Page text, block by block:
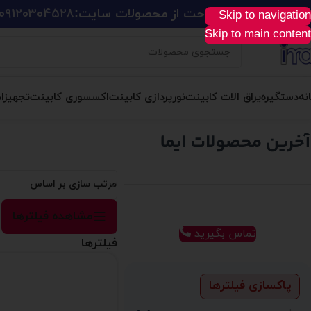
Skip to navigation
Skip to main content
آسان، سریع و راحت از محصولات سایت:۰۹۱۲۰۳۰۴۵۲۸
دستگیرهیراق الات کابینتنورپردازی کابینتاکسسوری کابینت
تماس بگیرید
پاکسازی فیلترها
مرتب سازی بر اساس
مشاهده فیلترها
فیلترها